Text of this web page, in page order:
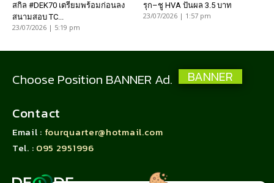
สกิล #DEK70 เตรียมพร้อมก่อนลง
สนามสอบ TC...
23/07/2026 | 5:19 pm
รุก–ชู HVA ปันผล 3.5 บาท
23/07/2026 | 1:57 pm
Choose Position BANNER Ad. BANNER
Contact
Email : fourquarter@hotmail.com
Tel. : 095 2951996